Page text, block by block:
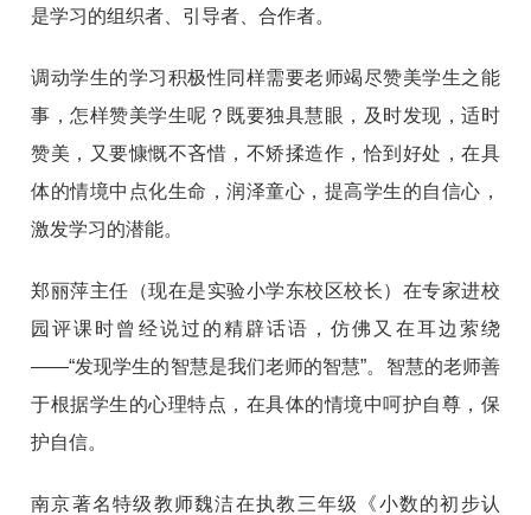
是学习的组织者、引导者、合作者。
调动学生的学习积极性同样需要老师竭尽赞美学生之能
事，怎样赞美学生呢？既要独具慧眼，及时发现，适时
赞美，又要慷慨不吝惜，不矫揉造作，恰到好处，在具
体的情境中点化生命，润泽童心，提高学生的自信心，
激发学习的潜能。
郑丽萍主任（现在是实验小学东校区校长）在专家进校
园评课时曾经说过的精辟话语，仿佛又在耳边萦绕
——“发现学生的智慧是我们老师的智慧”。智慧的老师善
于根据学生的心理特点，在具体的情境中呵护自尊，保
护自信。
南京著名特级教师魏洁在执教三年级《小数的初步认